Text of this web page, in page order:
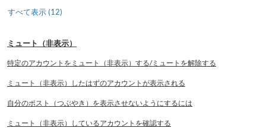
すべて表示 (12)
ミュート（非表示）
特定のアカウントをミュート（非表示）する/ミュートを解除する
ミュート（非表示）したはずのアカウントが表示される
自分のポスト（つぶやき）を表示させないようにするには
ミュート（非表示）しているアカウントを確認する